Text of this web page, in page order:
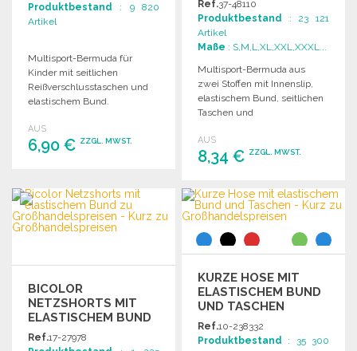
Produktbestand : 9 820
Artikel
Multisport-Bermuda für
Kinder mit seitlichen
Reißverschlusstaschen und
elastischem Bund.
Polyester, 200 g/m².
AUS
6,90 € ZZGL. MWST.
Angebot anfordern
GROSSHANDELSPREISEN
Ref.37-48110
Produktbestand : 23 121
Artikel
Maße : S,M,L,XL,XXL,XXXL...
Multisport-Bermuda aus
zwei Stoffen mit Innenslip,
elastischem Bund, seitlichen
Taschen und
Beinausschnitt.
AUS
8,34 € ZZGL. MWST.
BESTELLEN
Angebot anfordern
BICOLOR
NETZSHORTS MIT
ELASTISCHEM BUND
Ref.17-27978
KURZE HOSE MIT
ELASTISCHEM BUND
UND TASCHEN
Ref.10-238332
Produktbestand : 35 300